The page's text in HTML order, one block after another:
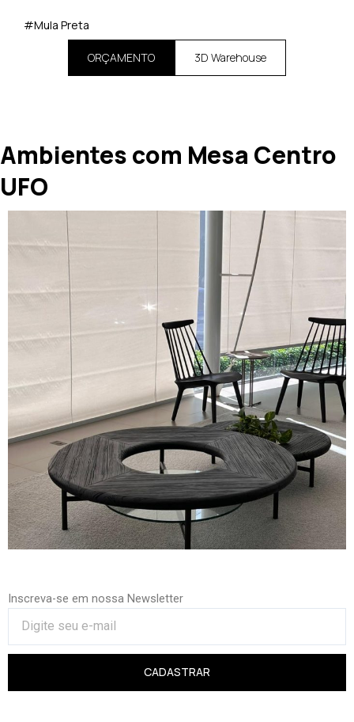
#Mula Preta
ORÇAMENTO 3D Warehouse
Ambientes com Mesa Centro
UFO
Inscreva-se em nossa Newsletter
CADASTRAR